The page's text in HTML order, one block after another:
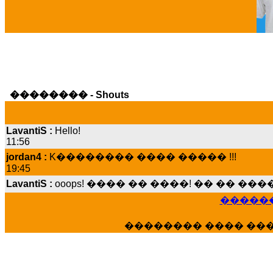
�������� - Shouts
11:56
jordan4 :
19:45
LavantiS :
���� ���; ���� ��� ��� ��������
�������� ����